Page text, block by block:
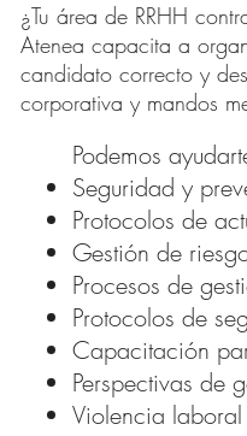
¿Tu área de RRHH
Atenea capacita a
candidato correcto y
corporativa y mandos
Podemos
Seguridad y
Protocolos de
Gestión de
Procesos de
Protocolos de
Capacitación
Perspectivas de
Violencia